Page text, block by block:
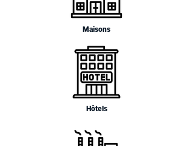
Maisons
Hôtels